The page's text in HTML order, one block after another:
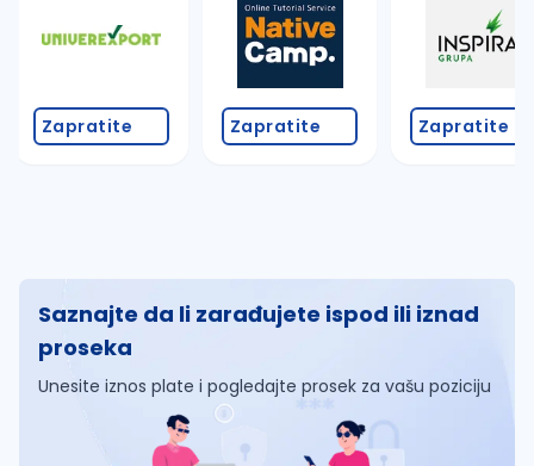
Zapratite Zapratite Zapratite
Saznajte da li zarađujete ispod ili iznad
proseka
Unesite iznos plate i pogledajte prosek za vašu poziciju